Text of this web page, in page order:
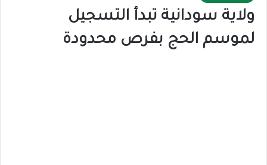
ولاية سودانية تبدأ التسجيل
لموسم الحج بفرص محدودة